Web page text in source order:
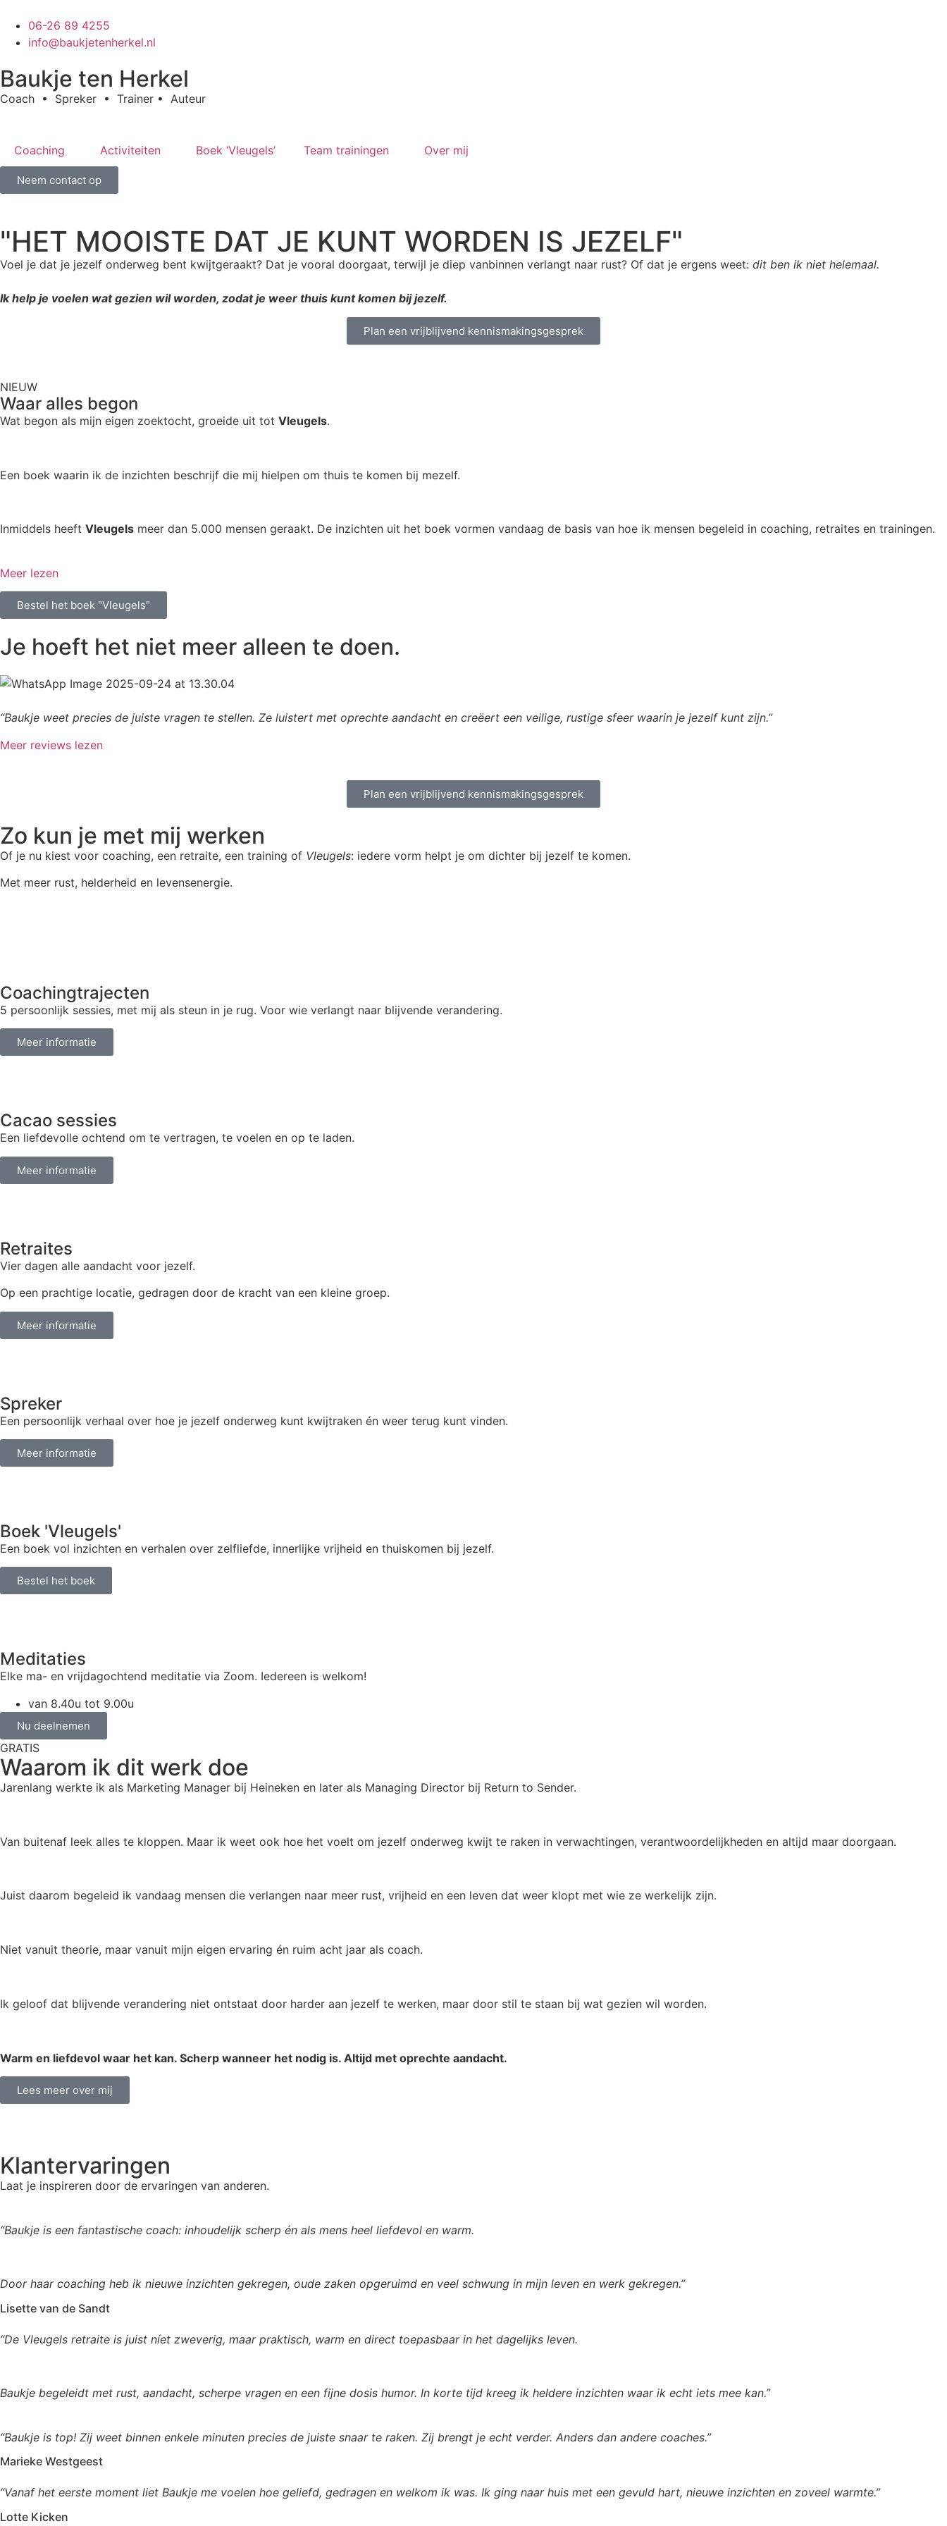
06-26 89 4255
info@baukjetenherkel.nl
Baukje ten Herkel
Coach • Spreker • Trainer • Auteur
Coaching Activiteiten Boek ‘Vleugels’ Team trainingen Over mij
Neem contact op
"HET MOOISTE DAT JE KUNT WORDEN IS JEZELF"
Voel je dat je jezelf onderweg bent kwijtgeraakt? Dat je vooral doorgaat, terwijl je diep vanbinnen verlangt naar rust? Of dat je ergens weet: dit ben ik niet helemaal.
Ik help je voelen wat gezien wil worden, zodat je weer thuis kunt komen bij jezelf.
Plan een vrijblijvend kennismakingsgesprek
NIEUW
Waar alles begon
Wat begon als mijn eigen zoektocht, groeide uit tot Vleugels.
Een boek waarin ik de inzichten beschrijf die mij hielpen om thuis te komen bij mezelf.
Inmiddels heeft Vleugels meer dan 5.000 mensen geraakt. De inzichten uit het boek vormen vandaag de basis van hoe ik mensen begeleid in coaching, retraites en trainingen.
Meer lezen
Bestel het boek "Vleugels"
Je hoeft het niet meer alleen te doen.
“Baukje weet precies de juiste vragen te stellen. Ze luistert met oprechte aandacht en creëert een veilige, rustige sfeer waarin je jezelf kunt zijn.”
Meer reviews lezen
Plan een vrijblijvend kennismakingsgesprek
Zo kun je met mij werken
Of je nu kiest voor coaching, een retraite, een training of Vleugels: iedere vorm helpt je om dichter bij jezelf te komen.
Met meer rust, helderheid en levensenergie.
Coachingtrajecten
5 persoonlijk sessies, met mij als steun in je rug. Voor wie verlangt naar blijvende verandering.
Meer informatie
Cacao sessies
Een liefdevolle ochtend om te vertragen, te voelen en op te laden.
Meer informatie
Retraites
Vier dagen alle aandacht voor jezelf.
Op een prachtige locatie, gedragen door de kracht van een kleine groep.
Meer informatie
Spreker
Een persoonlijk verhaal over hoe je jezelf onderweg kunt kwijtraken én weer terug kunt vinden.
Meer informatie
Boek 'Vleugels'
Een boek vol inzichten en verhalen over zelfliefde, innerlijke vrijheid en thuiskomen bij jezelf.
Bestel het boek
Meditaties
Elke ma- en vrijdagochtend meditatie via Zoom. Iedereen is welkom!
van 8.40u tot 9.00u
Nu deelnemen
GRATIS
Waarom ik dit werk doe
Jarenlang werkte ik als Marketing Manager bij Heineken en later als Managing Director bij Return to Sender.
Van buitenaf leek alles te kloppen. Maar ik weet ook hoe het voelt om jezelf onderweg kwijt te raken in verwachtingen, verantwoordelijkheden en altijd maar doorgaan.
Juist daarom begeleid ik vandaag mensen die verlangen naar meer rust, vrijheid en een leven dat weer klopt met wie ze werkelijk zijn.
Niet vanuit theorie, maar vanuit mijn eigen ervaring én ruim acht jaar als coach.
Ik geloof dat blijvende verandering niet ontstaat door harder aan jezelf te werken, maar door stil te staan bij wat gezien wil worden.
Warm en liefdevol waar het kan. Scherp wanneer het nodig is. Altijd met oprechte aandacht.
Lees meer over mij
Klantervaringen
Laat je inspireren door de ervaringen van anderen.
“Baukje is een fantastische coach: inhoudelijk scherp én als mens heel liefdevol en warm.
Door haar coaching heb ik nieuwe inzichten gekregen, oude zaken opgeruimd en veel schwung in mijn leven en werk gekregen.”
Lisette van de Sandt
“De Vleugels retraite is juist níet zweverig, maar praktisch, warm en direct toepasbaar in het dagelijks leven.
Baukje begeleidt met rust, aandacht, scherpe vragen en een fijne dosis humor. In korte tijd kreeg ik heldere inzichten waar ik echt iets mee kan.”
“Baukje is top! Zij weet binnen enkele minuten precies de juiste snaar te raken. Zij brengt je echt verder. Anders dan andere coaches.”
Marieke Westgeest
“Vanaf het eerste moment liet Baukje me voelen hoe geliefd, gedragen en welkom ik was. Ik ging naar huis met een gevuld hart, nieuwe inzichten en zoveel warmte.”
Lotte Kicken